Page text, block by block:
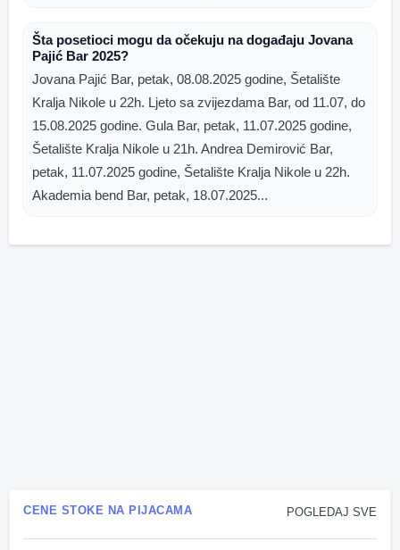
Šta posetioci mogu da očekuju na događaju Jovana
Pajić Bar 2025?
Jovana Pajić Bar, petak, 08.08.2025 godine, Šetalište
Kralja Nikole u 22h. Ljeto sa zvijezdama Bar, od 11.07, do
15.08.2025 godine. Gula Bar, petak, 11.07.2025 godine,
Šetalište Kralja Nikole u 21h. Andrea Demirović Bar,
petak, 11.07.2025 godine, Šetalište Kralja Nikole u 22h.
Akademia bend Bar, petak, 18.07.2025...
POGLEDAJ SVE
CENE STOKE NA PIJACAMA